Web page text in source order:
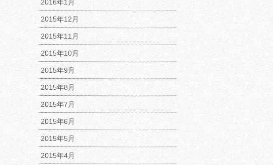
2016年1月
2015年12月
2015年11月
2015年10月
2015年9月
2015年8月
2015年7月
2015年6月
2015年5月
2015年4月